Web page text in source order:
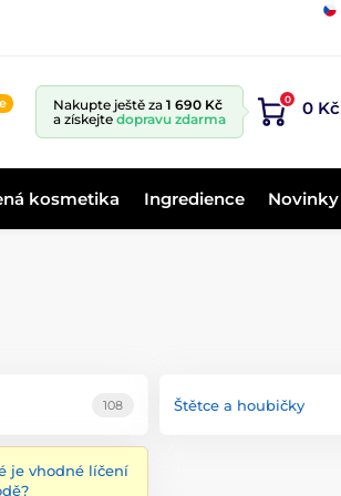
Nakupte ještě za 1 690 Kč
a získejte dopravu zdarma
0 0 Kč
kosmetika Ingredience Novinky
108 Štětce a houbičky
je vhodné líčení